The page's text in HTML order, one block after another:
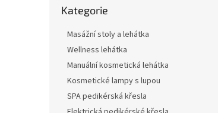
kategorie
Kategorie
Masážní stoly a lehátka
Wellness lehátka
Manuální kosmetická lehátka
Kosmetické lampy s lupou
SPA pedikérská křesla